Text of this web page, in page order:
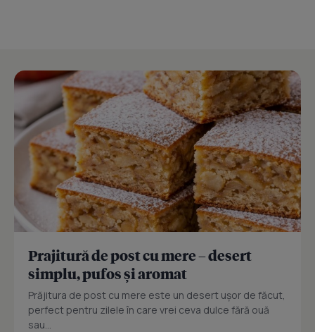
Prajitură de post cu mere – desert
simplu, pufos și aromat
Prăjitura de post cu mere este un desert ușor de făcut,
perfect pentru zilele în care vrei ceva dulce fără ouă
sau...